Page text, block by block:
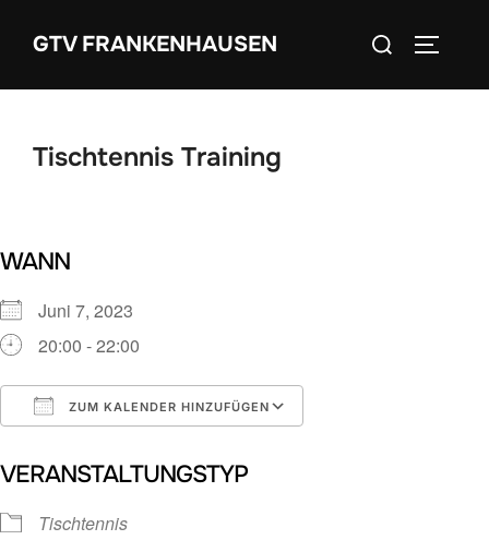
InhaltGTV FRANKENHAUSEN
Suchen
Tischtennis Training
WANN
Juni 7, 2023
20:00 - 22:00
ZUM KALENDER HINZUFÜGEN
VERANSTALTUNGSTYP
Tischtennis